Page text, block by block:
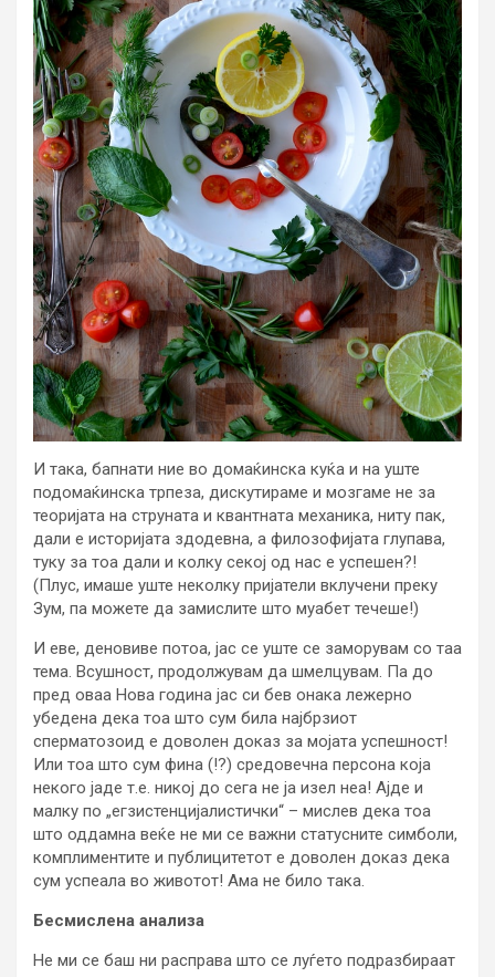
И така, бапнати ние во домаќинска куќа и на уште
подомаќинска трпеза, дискутираме и мозгаме не за
теоријата на струната и квантната механика, ниту пак,
дали е историјата здодевна, а филозофијата глупава,
туку за тоа дали и колку секој од нас е успешен?!
(Плус, имаше уште неколку пријатели вклучени преку
Зум, па можете да замислите што муабет течеше!)
И еве, деновиве потоа, јас се уште се заморувам со таа
тема. Всушност, продолжувам да шмелцувам. Па до
пред оваа Нова година јас си бев онака лежерно
убедена дека тоа што сум била најбрзиот
сперматозоид е доволен доказ за мојата успешност!
Или тоа што сум фина (!?) средовечна персона која
некого јаде т.е. никој до сега не ја изел неа! Ајде и
малку по „егзистенцијалистички“ – мислев дека тоа
што оддамна веќе не ми се важни статусните симболи,
комплиментите и публицитетот е доволен доказ дека
сум успеала во животот! Ама не било така.
Бесмислена анализа
Не ми се баш ни расправа што се луѓето подразбираат